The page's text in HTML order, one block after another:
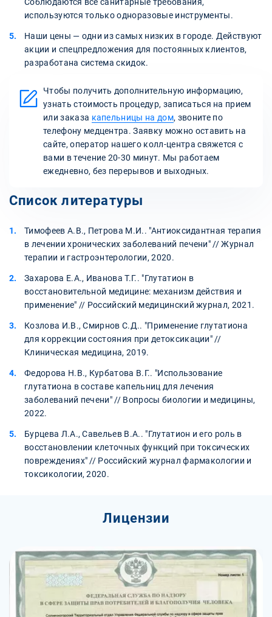
используются только одноразовые инструменты.
Наши цены — одни из самых низких в городе. Действуют
акции и спецпредложения для постоянных клиентов,
разработана система скидок.
Чтобы получить дополнительную информацию,
узнать стоимость процедур, записаться на прием
или заказа капельницы на дом, звоните по
телефону медцентра. Заявку можно оставить на
сайте, оператор нашего колл-центра свяжется с
вами в течение 20-30 минут. Мы работаем
ежедневно, без перерывов и выходных.
Список литературы
Тимофеев А.В., Петрова М.И.. "Антиоксидантная терапия
в лечении хронических заболеваний печени" // Журнал
терапии и гастроэнтерологии, 2020.
Захарова Е.А., Иванова Т.Г.. "Глутатион в
восстановительной медицине: механизм действия и
применение" // Российский медицинский журнал, 2021.
Козлова И.В., Смирнов С.Д.. "Применение глутатиона
для коррекции состояния при детоксикации" //
Клиническая медицина, 2019.
Федорова Н.В., Курбатова В.Г.. "Использование
глутатиона в составе капельниц для лечения
заболеваний печени" // Вопросы биологии и медицины,
2022.
Бурцева Л.А., Савельев В.А.. "Глутатион и его роль в
восстановлении клеточных функций при токсических
повреждениях" // Российский журнал фармакологии и
токсикологии, 2020.
Лицензии